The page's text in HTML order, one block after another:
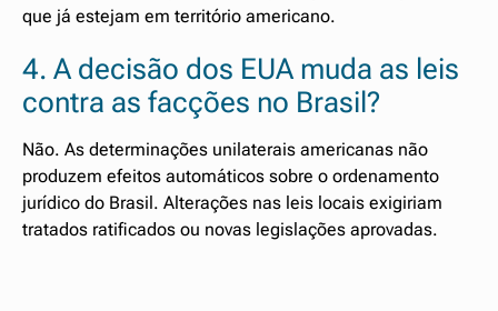
que já estejam em território americano.
4. A decisão dos EUA muda as leis
contra as facções no Brasil?
Não. As determinações unilaterais americanas não
produzem efeitos automáticos sobre o ordenamento
jurídico do Brasil. Alterações nas leis locais exigiriam
tratados ratificados ou novas legislações aprovadas.